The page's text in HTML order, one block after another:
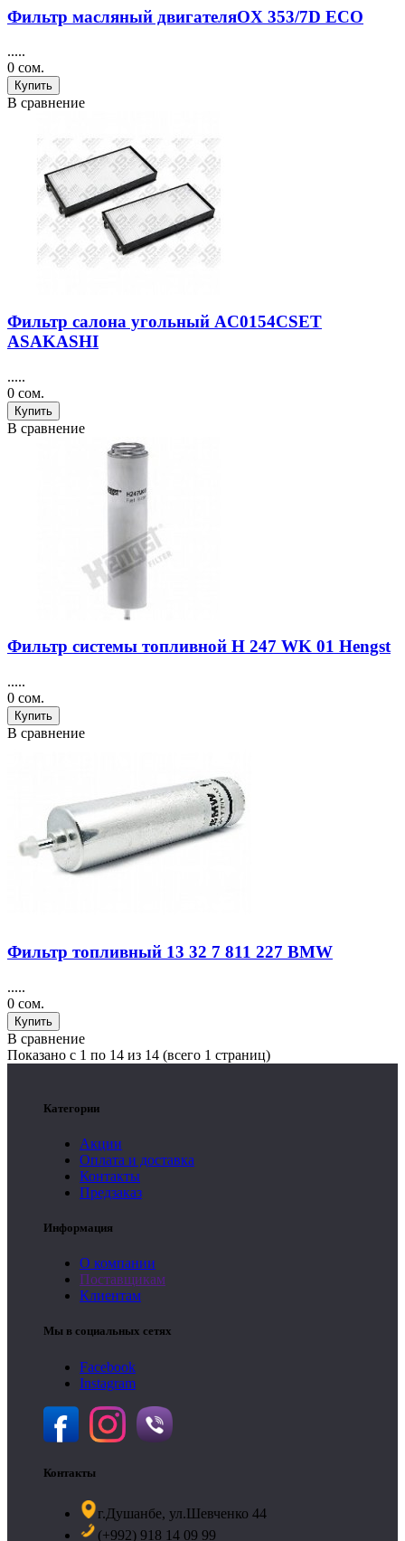
Фильтр масляный двигателяOX 353/7D ECO
.....
0 сом.
Купить
В сравнение
Фильтр салона угольный AC0154CSET
ASAKASHI
.....
0 сом.
Купить
В сравнение
Фильтр системы топливной H 247 WK 01 Hengst
.....
0 сом.
Купить
В сравнение
Фильтр топливный 13 32 7 811 227 BMW
.....
0 сом.
Купить
В сравнение
Показано с 1 по 14 из 14 (всего 1 страниц)
Категории
Акции
Оплата и доставка
Контакты
Предзаказ
Информация
О компании
Поставщикам
Клиентам
Мы в социальных сетях
Facebook
Instagram
Контакты
г.Душанбе, ул.Шевченко 44
(+992) 918 14 09 99